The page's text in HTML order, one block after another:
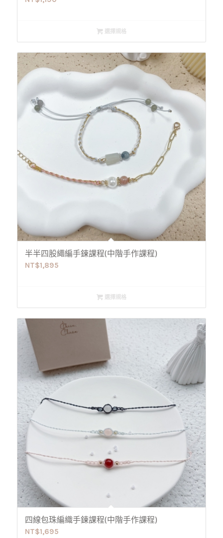
選擇規格
半半四股繩編手鍊課程(中階手作課程)
NT$1,895
選擇規格
四線包珠編織手鍊課程(中階手作課程)
NT$1,695